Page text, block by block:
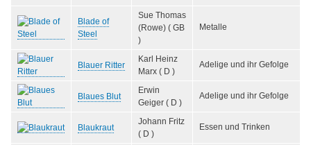
Blade of
Steel
Sue Thomas
(Rowe) ( GB
)
Metalle
Blauer Ritter
Karl Heinz
Marx ( D )
Adelige und ihr Gefolge
Blaues Blut
Erwin
Geiger ( D )
Adelige und ihr Gefolge
Blaukraut
Johann Fritz
( D )
Essen und Trinken